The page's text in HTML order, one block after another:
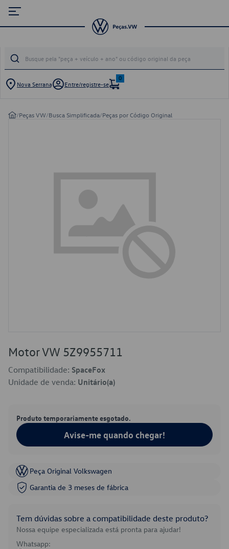
Nova Serrana Entre/registre-se
0
/Peças VW/Busca Simplificada/Peças por Código Original
Motor VW 5Z9955711
Compatibilidade: SpaceFox
Unidade de venda: Unitário(a)
Produto temporariamente esgotado.
Avise-me quando chegar!
Peça Original Volkswagen
Garantia de 3 meses de fábrica
Tem dúvidas sobre a compatibilidade deste produto?
Nossa equipe especializada está pronta para ajudar!
Whatsapp: